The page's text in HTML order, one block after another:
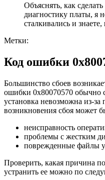
Объяснять, как
диагностику платы, я
сталкивались и
Метки:
Код ошибки
Большинство сбоев
ошибки 0x80070570 обычно
установка невозможна из-
возникновения сбоя может
неисправность
проблемы с жестким
поврежденные файлы
Проверить, какая причина
устранить ее можно по